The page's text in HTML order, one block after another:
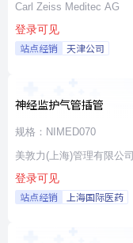
Carl Zeiss Meditec AG
登录可见
站点经销 天津公司
神经监护气管插管
规格：NIMED070
美敦力(上海)管理有限公司
登录可见
站点经销 上海国际医药